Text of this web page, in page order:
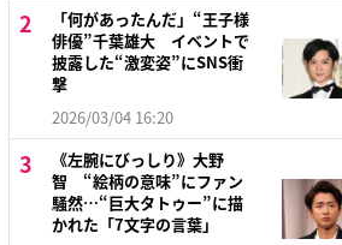
「何があったんだ」“王子様
俳優”千葉雄大 イベントで
披露した“激変姿”にSNS衝
撃
2026/03/04 16:20
《左腕にびっしり》大野
智 “絵柄の意味”にファン
騒然…“巨大タトゥー”に描
かれた「7文字の言葉」